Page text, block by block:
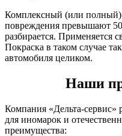
Комплексный (или полный)
повреждения превышают
разбирается. Применяется
Покраска в таком случае
автомобиля целиком.
Наши
Компания «Дельта-сервис»
для иномарок и
преимущества: